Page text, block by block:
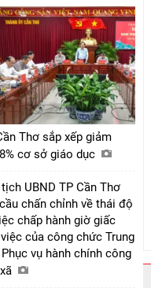
Thơ sắp xếp giảm
cơ sở giáo dục
UBND TP Cần Thơ
chấn chỉnh về thái độ
chấp hành giờ giấc
việc của công chức Trung
vụ hành chính công